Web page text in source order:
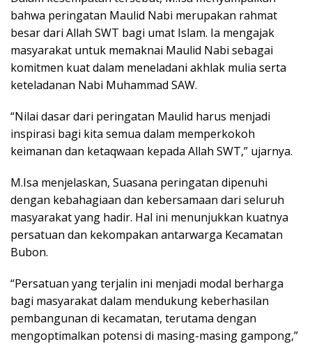
bahwa peringatan Maulid Nabi merupakan rahmat
besar dari Allah SWT bagi umat Islam. Ia mengajak
masyarakat untuk memaknai Maulid Nabi sebagai
komitmen kuat dalam meneladani akhlak mulia serta
keteladanan Nabi Muhammad SAW.
“Nilai dasar dari peringatan Maulid harus menjadi
inspirasi bagi kita semua dalam memperkokoh
keimanan dan ketaqwaan kepada Allah SWT,” ujarnya.
M.Isa menjelaskan, Suasana peringatan dipenuhi
dengan kebahagiaan dan kebersamaan dari seluruh
masyarakat yang hadir. Hal ini menunjukkan kuatnya
persatuan dan kekompakan antarwarga Kecamatan
Bubon.
“Persatuan yang terjalin ini menjadi modal berharga
bagi masyarakat dalam mendukung keberhasilan
pembangunan di kecamatan, terutama dengan
mengoptimalkan potensi di masing-masing gampong,”